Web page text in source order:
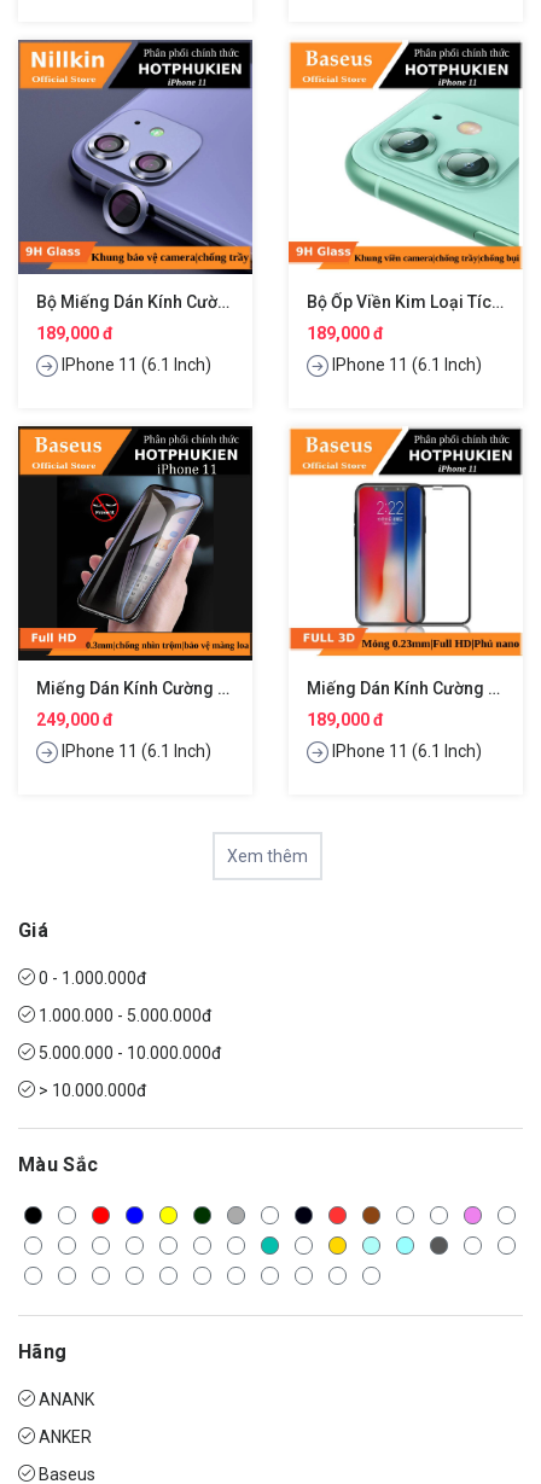
Bộ Miếng Dán Kính Cường Lực Bảo Vệ Camera Cho IPhone 11 Hiệu Nillkin CLRFilm
189,000 đ
IPhone 11 (6.1 Inch)
Bộ Ốp Viền Kim Loại Tích Hợp Cường Lực Chống Trầy Camera Cho IPhone 11 Hiệu Baseus Alloy Tection Ring Lens Film
189,000 đ
IPhone 11 (6.1 Inch)
Miếng Dán Kính Cường Lực Chống Nhìn Trộm Cho IPhone 11 Hiệu Baseus
249,000 đ
IPhone 11 (6.1 Inch)
Miếng Dán Kính Cường Lực Full 3D Cho IPhone 11 Hiệu Baseus
189,000 đ
IPhone 11 (6.1 Inch)
Xem thêm
Giá
0 - 1.000.000đ
1.000.000 - 5.000.000đ
5.000.000 - 10.000.000đ
> 10.000.000đ
Màu Sắc
Hãng
ANANK
ANKER
Baseus